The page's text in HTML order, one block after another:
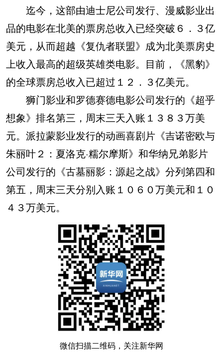
迄今，这部由迪士尼公司发行、漫威影业出
品的电影在北美的票房总收入已经突破６．３亿
美元，从而超越《复仇者联盟》成为北美票房史
上收入最高的超级英雄类电影。目前，《黑豹》
的全球票房总收入已超过１２．３亿美元。
狮门影业和罗德赛德电影公司发行的《超乎
想象》排名第三，周末三天入账１３８３万美
元。派拉蒙影业发行的动画喜剧片《吉诺密欧与
朱丽叶２：夏洛克·糯尔摩斯》和华纳兄弟影片
公司发行的《古墓丽影：源起之战》分列第四和
第五，周末三天分别入账１０６０万美元和１０
４３万美元。
微信扫描二维码，关注新华网